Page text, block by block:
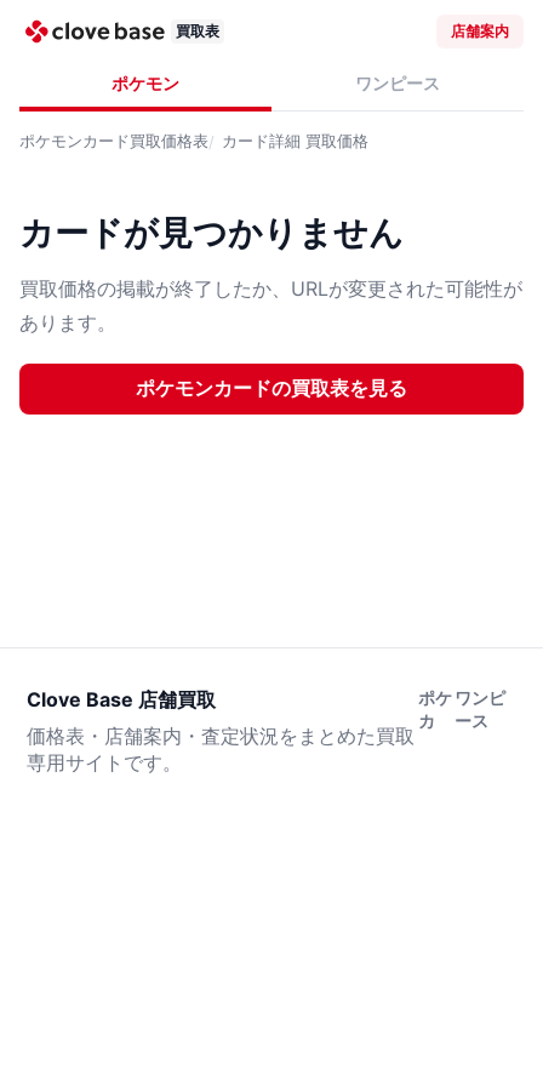
買取表 店舗案内
ポケモン ワンピース
ポケモンカード買取価格表 カード詳細 買取価格
カードが見つかりません
買取価格の掲載が終了したか、URLが変更された可能性が
あります。
ポケモンカードの買取表を見る
Clove Base 店舗買取
価格表・店舗案内・査定状況をまとめた買取
専用サイトです。
ポケ
カ
ワンピ
ース